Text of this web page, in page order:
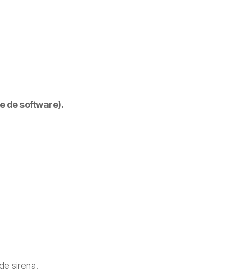
de software).
sirena.